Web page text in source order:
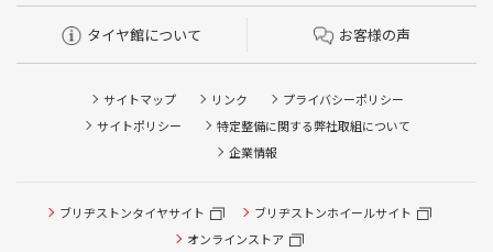
タイヤ館について お客様の声
サイトマップ リンク
プライバシーポリシー
サイトポリシー
特定整備に関する弊社取組について
企業情報
ブリヂストンタイヤサイト
ブリヂストンホイールサイト
オンラインストア
タイヤ点検・安全点検/タイヤ履き替え/オイル交換/その他
ピット作業の予約